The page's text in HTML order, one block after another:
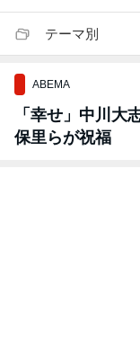
テーマ別
ABEMA
「幸せ」中川大
保里らが祝福